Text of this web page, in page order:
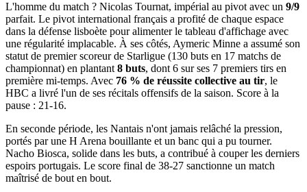
L'homme du match ? Nicolas Tournat, impérial au pivot avec un 9/9
parfait. Le pivot international français a profité de chaque espace
dans la défense lisboète pour alimenter le tableau d'affichage avec
une régularité implacable. À ses côtés, Aymeric Minne a assumé son
statut de premier scoreur de Starligue (130 buts en 17 matchs de
championnat) en plantant8 buts, dont 6 sur ses 7 premiers tirs en
première mi-temps. Avec 76 % de réussite collective au tir, le
HBC a livré l'un de ses récitals offensifs de la saison. Score à la
pause : 21-16.
En seconde période, les Nantais n'ont jamais relâché la pression,
portés par une H Arena bouillante et un banc qui a pu tourner.
Nacho Biosca, solide dans les buts, a contribué à couper les derniers
espoirs portugais. Le score final de 38-27 sanctionne un match
maîtrisé de bout en bout.